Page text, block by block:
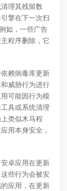
理其残留数
擎在下一次扫
如，一些广告
程序删除，它
赖病毒库更新
威胁行为进行
可能因行为模
具或系统清理
类似木马程
用本身安全，
卓应用在更新
些行为会被安
应用，在更新